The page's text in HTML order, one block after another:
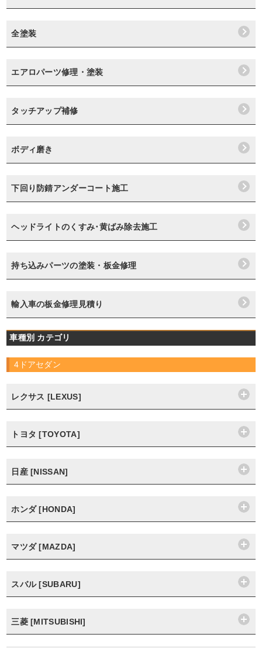
全塗装
エアロパーツ修理・塗装
タッチアップ補修
ボディ磨き
下回り防錆アンダーコート施工
ヘッドライトのくすみ･黄ばみ除去施工
持ち込みパーツの塗装・板金修理
輸入車の板金修理見積り
車種別 カテゴリ
4ドアセダン
レクサス [LEXUS]
トヨタ [TOYOTA]
日産 [NISSAN]
ホンダ [HONDA]
マツダ [MAZDA]
スバル [SUBARU]
三菱 [MITSUBISHI]